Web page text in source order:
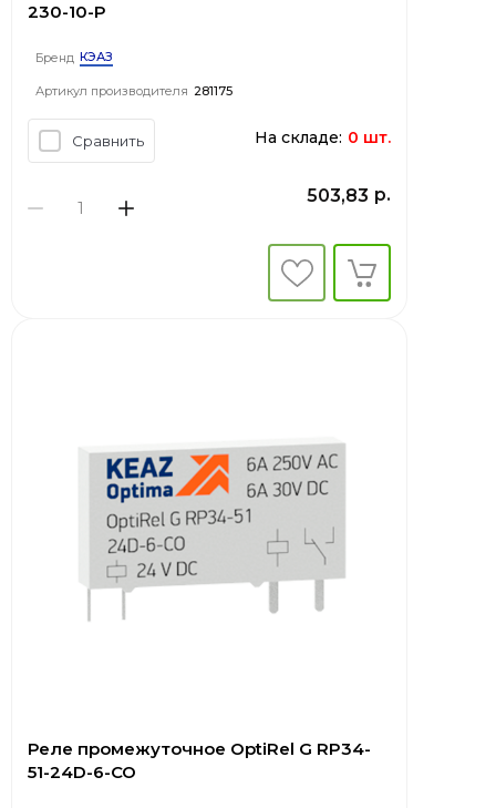
230-10-P
Бренд КЭАЗ
Артикул производителя 281175
Сравнить На складе: 0 шт.
503,83 р.
Реле промежуточное OptiRel G RP34-
51-24D-6-CO